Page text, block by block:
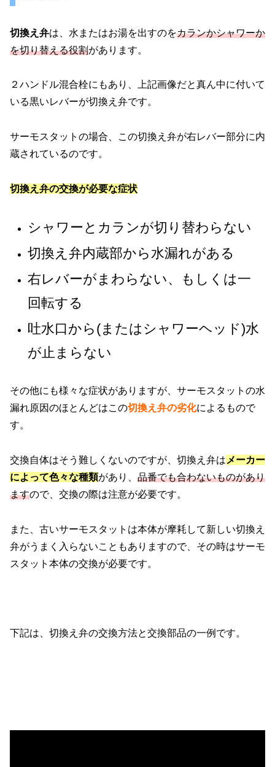
切換え弁は、水またはお湯を出すのをカランかシャワーか
を切り替える役割があります。
２ハンドル混合栓にもあり、上記画像だと真ん中に付いて
いる黒いレバーが切換え弁です。
サーモスタットの場合、この切換え弁が右レバー部分に内
蔵されているのです。
切換え弁の交換が必要な症状
シャワーとカランが切り替わらない
切換え弁内蔵部から水漏れがある
右レバーがまわらない、もしくは一
回転する
吐水口から(またはシャワーヘッド)水
が止まらない
その他にも様々な症状がありますが、サーモスタットの水
漏れ原因のほとんどはこの切換え弁の劣化によるもので
す。
交換自体はそう難しくないのですが、切換え弁は メーカー
によって色々な種類があり、 品番でも合わないものがあり
ますので、交換の際は注意が必要です。
また、古いサーモスタットは本体が摩耗して新しい切換え
弁がうまく入らないこともありますので、その時はサーモ
スタット本体の交換が必要です。
下記は、切換え弁の交換方法と交換部品の一例です。